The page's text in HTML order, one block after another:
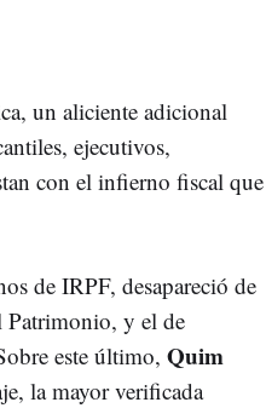
un aliciente adicional
ejecutivos,
con el infierno fiscal que
de IRPF, desapareció de
Patrimonio, y el de
este último, Quim
la mayor verificada